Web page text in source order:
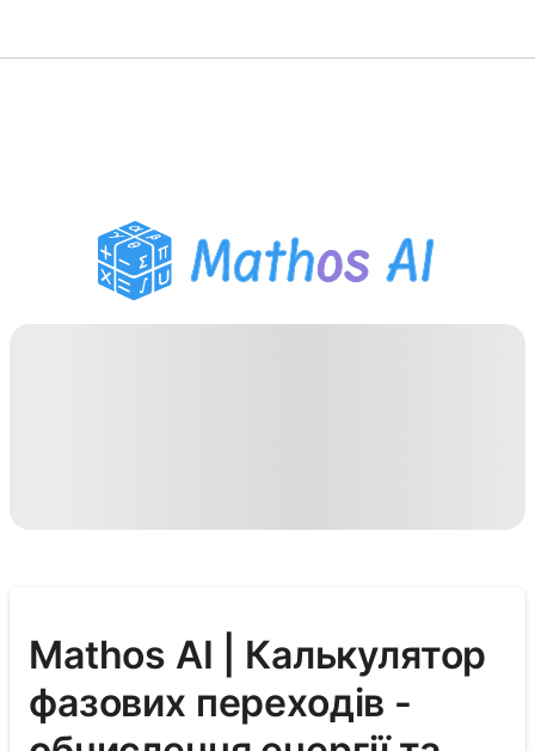
Помічник з домашнім
завданням PDF
Mathos AI | Калькулятор
фазових переходів -